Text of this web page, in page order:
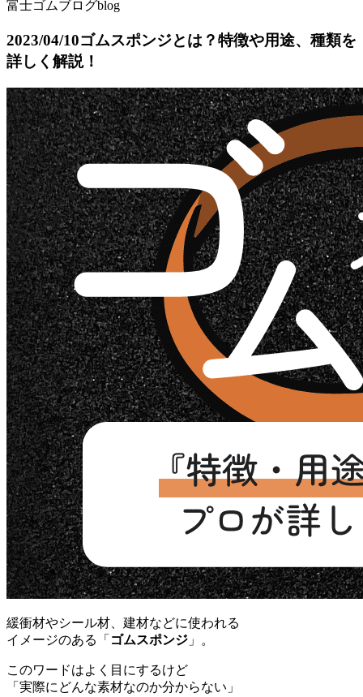
富士ゴムブログblog
2023/04/10ゴムスポンジとは？特徴や用途、種類を
詳しく解説！
緩衝材やシール材、建材などに使われる
イメージのある「 ゴムスポンジ 」。
このワードはよく目にするけど
「実際にどんな素材なのか分からない」